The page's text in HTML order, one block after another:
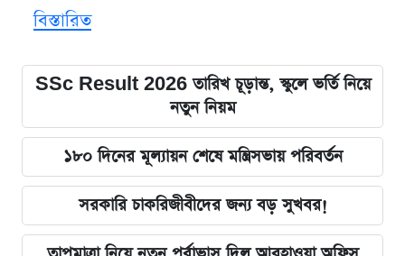
বিস্তারিত
SSc Result 2026 তারিখ চূড়ান্ত, স্কুলে ভর্তি নিয়ে
নতুন নিয়ম
১৮০ দিনের মূল্যায়ন শেষে মন্ত্রিসভায় পরিবর্তন
সরকারি চাকরিজীবীদের জন্য বড় সুখবর!